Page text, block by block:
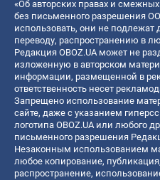
«Об авторских правах и
без письменного разрешения
использовать, они не подлежат
переводу, распространению в
Редакция OBOZ.UA может не
изложенную в авторском
информации, размещенной в
ответственность несет
Запрещено использование
сайте, даже с указанием
логотипа OBOZ.UA или любого
письменного разрешения
Незаконным использованием
любое копирование,
распространение,